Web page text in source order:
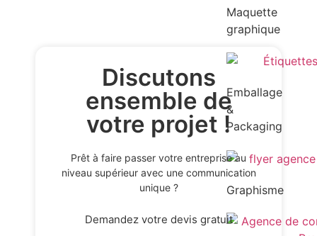
Maquette
graphique
Emballage
&
Packaging
Graphisme
Discutons
ensemble de
votre projet !
Prêt à faire passer votre entreprise au
niveau supérieur avec une communication
unique ?
Demandez votre devis gratuit